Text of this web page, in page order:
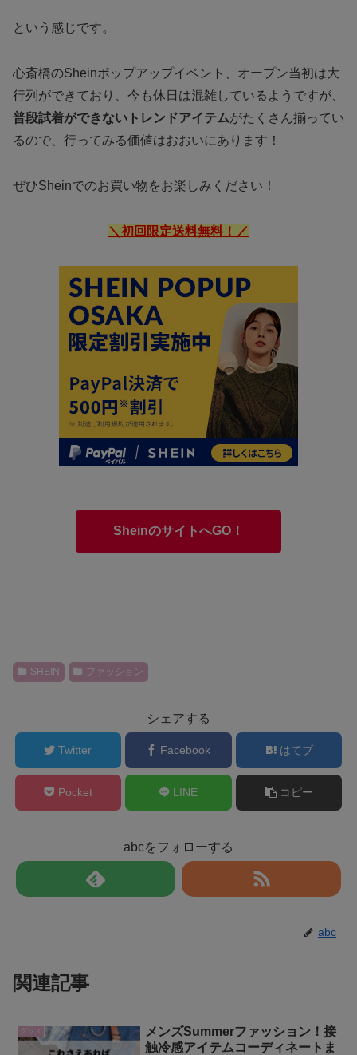
という感じです。
心斎橋のSheinポップアップイベント、オープン当初は大
行列ができており、今も休日は混雑しているようですが、
普段試着ができないトレンドアイテムがたくさん揃ってい
るので、行ってみる価値はおおいにあります！
ぜひSheinでのお買い物をお楽しみください！
＼初回限定送料無料！／
SheinのサイトへGO！
SHEIN ファッション
シェアする
Twitter Facebook はてブ
Pocket LINE コピー
abcをフォローする
abc
関連記事
グッズ
メンズSummerファッション！接
触冷感アイテムコーディネートま